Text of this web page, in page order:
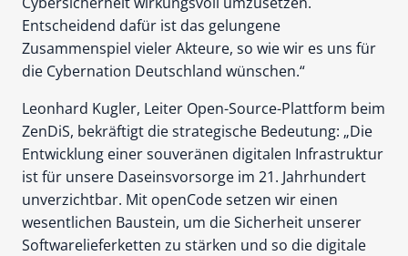
Entscheidend dafür ist das gelungene
Zusammenspiel vieler Akteure, so wie wir es uns für
die Cybernation Deutschland wünschen.“
Leonhard Kugler, Leiter Open-Source-Plattform beim
ZenDiS, bekräftigt die strategische Bedeutung: „Die
Entwicklung einer souveränen digitalen Infrastruktur
ist für unsere Daseinsvorsorge im 21. Jahrhundert
unverzichtbar. Mit openCode setzen wir einen
wesentlichen Baustein, um die Sicherheit unserer
Softwarelieferketten zu stärken und so die digitale